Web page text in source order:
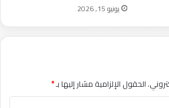
يونيو 15, 2026
الحقول الإلزامية مشار إليها بـ*